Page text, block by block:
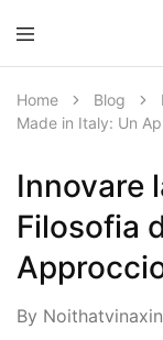
Home Blog
Made in Italy: Un
Innovare
Filosofia
By